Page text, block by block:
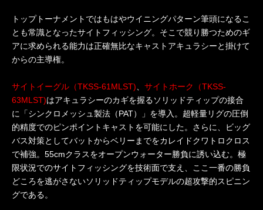
トップトーナメントではもはやウイニングパターン筆頭になるこ
とも常識となったサイトフィッシング。そこで競り勝つためのギ
アに求められる能力は正確無比なキャストアキュラシーと掛けて
からの主導権。
サイトイーグル（TKSS-61MLST)、 サイトホーク（TKSS-
63MLST)はアキュラシーのカギを握るソリッドティップの接合
に「シンクロメッシュ製法（PAT）」を導入。超軽量リグの圧倒
的精度でのピンポイントキャストを可能にした。さらに、ビッグ
バス対策としてバットからベリーまでをカレイドクワトロクロス
で補強。55cmクラスをオープンウォーター勝負に誘い込む。極
限状況でのサイトフィッシングを技術面で支え、ここ一番の勝負
どころを逃がさないソリッドティップモデルの超攻撃的スピニン
グである。